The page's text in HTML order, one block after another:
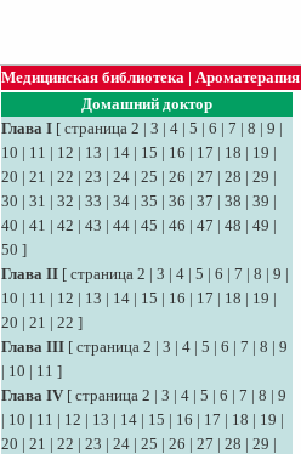
Медицинская библиотека | Ароматерапия
Домашний доктор
Глава I [ страница 2 | 3 | 4 | 5 | 6 | 7 | 8 | 9 |
10 | 11 | 12 | 13 | 14 | 15 | 16 | 17 | 18 | 19 |
20 | 21 | 22 | 23 | 24 | 25 | 26 | 27 | 28 | 29 |
30 | 31 | 32 | 33 | 34 | 35 | 36 | 37 | 38 | 39 |
40 | 41 | 42 | 43 | 44 | 45 | 46 | 47 | 48 | 49 |
50 ]
Глава II [ страница 2 | 3 | 4 | 5 | 6 | 7 | 8 | 9 |
10 | 11 | 12 | 13 | 14 | 15 | 16 | 17 | 18 | 19 |
20 | 21 | 22 ]
Глава III [ страница 2 | 3 | 4 | 5 | 6 | 7 | 8 | 9
| 10 | 11 ]
Глава IV [ страница 2 | 3 | 4 | 5 | 6 | 7 | 8 | 9
| 10 | 11 | 12 | 13 | 14 | 15 | 16 | 17 | 18 | 19 |
20 | 21 | 22 | 23 | 24 | 25 | 26 | 27 | 28 | 29 |